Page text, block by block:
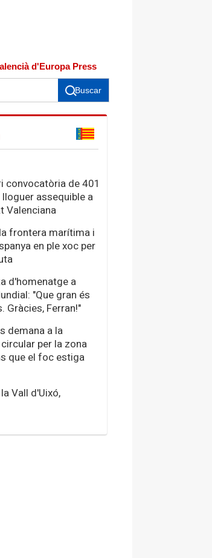
d'Europa Press
Buscar
convocatòria de 401
assequible a
Valenciana
frontera marítima i
en ple xoc per
d'homenatge a
"Que gran és
Gràcies, Ferran!"
demana a la
per la zona
que el foc estiga
Vall d'Uixó,